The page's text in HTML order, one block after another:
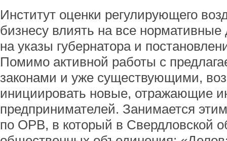
Институт оценки регулирующего
бизнесу влиять на все
на указы губернатора и
Помимо активной работы с
законами и уже существующими,
инициировать новые, отражающие
предпринимателей. Занимается
по ОРВ, в который в Свердловской